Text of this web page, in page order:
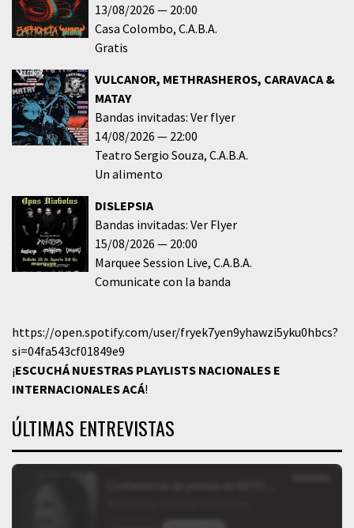
13/08/2026
20:00
Casa Colombo C.A.B.A.
Gratis
VULCANOR, METHRASHEROS, CARAVACA &
MATAY
Bandas invitadas: Ver flyer
14/08/2026
22:00
Teatro Sergio Souza C.A.B.A.
Un alimento
DISLEPSIA
Bandas invitadas: Ver Flyer
15/08/2026
20:00
Marquee Session Live C.A.B.A.
Comunicate con la banda
https://open.spotify.com/user/fryek7yen9yhawzi5yku0hbcs?
si=04fa543cf01849e9
¡ESCUCHÁ NUESTRAS PLAYLISTS NACIONALES E
INTERNACIONALESACÁ!
ÚLTIMAS ENTREVISTAS